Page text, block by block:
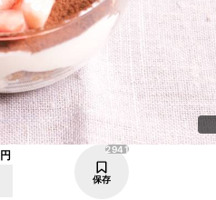
円 2941
保存